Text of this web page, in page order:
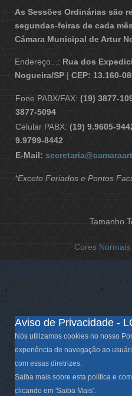
As Sessões Ordinárias são
segundas-feiras de cada
Câmara Municipal de Artur
Endereço...: Rua dos
Nogueira/SP | CEP: 13.160-
Fone PABX/FAX: (19) 3877-
3877-5094
Celular PABX: (19) 9.9605-
9.9799-8442
E-Mail:
*Exceto Feriados e Pontos
Tamanho
Cores Normais
AVISO LGPD -
Cookie Notice
Aviso de Privacidade -
Nós utilizamos cookies no nosso
experiência de navegação ao
com essas diretrizes.
Saiba mais sobre esta política e
clicando em 'Saiba Mais'.